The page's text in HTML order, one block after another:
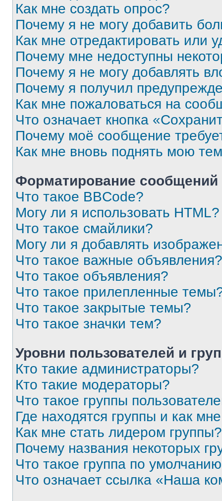
Как мне создать опрос?
Почему я не могу добавить
Как мне отредактировать или
Почему мне недоступны
Почему я не могу добавлять
Почему я получил
Как мне пожаловаться на
Что означает кнопка
Почему моё сообщение
Как мне вновь поднять мою
Форматирование
Что такое BBCode?
Могу ли я использовать HTML?
Что такое смайлики?
Могу ли я добавлять
Что такое важные объявления?
Что такое объявления?
Что такое прилепленные
Что такое закрытые темы?
Что такое значки тем?
Уровни пользователей и
Кто такие администраторы?
Кто такие модераторы?
Что такое группы
Где находятся группы и как
Как мне стать лидером группы?
Почему названия некоторых
Что такое группа по
Что означает ссылка «Наша